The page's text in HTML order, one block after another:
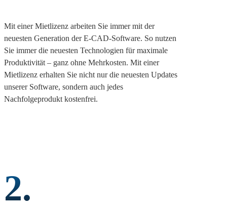
Mit einer Mietlizenz arbeiten Sie immer mit der
neuesten Generation der E-CAD-Software. So nutzen
Sie immer die neuesten Technologien für maximale
Produktivität – ganz ohne Mehrkosten. Mit einer
Mietlizenz erhalten Sie nicht nur die neuesten Updates
unserer Software, sondern auch jedes
Nachfolgeprodukt kostenfrei.
2.